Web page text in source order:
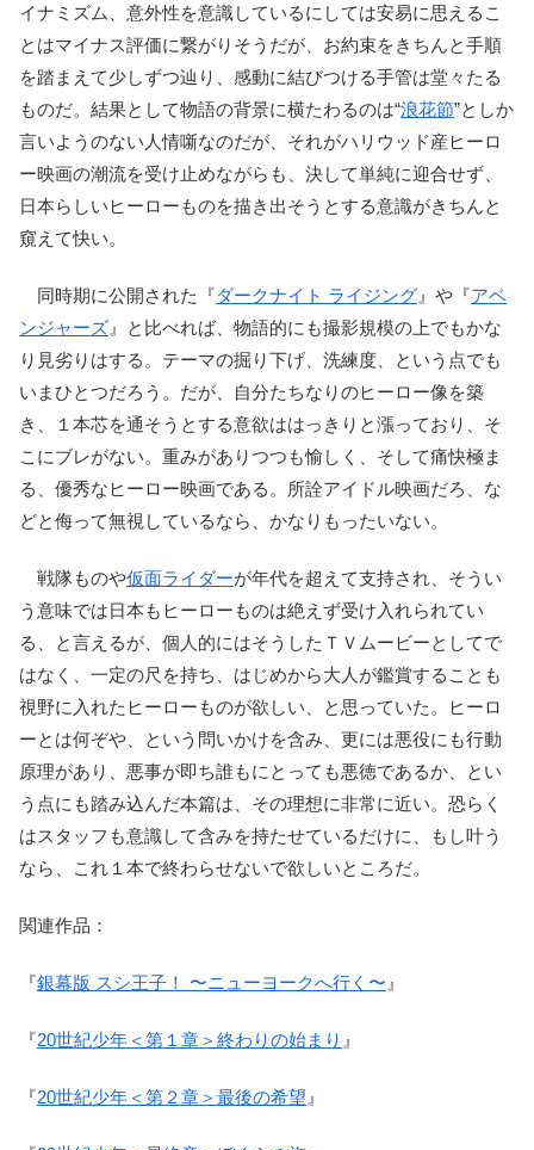
イナミズム、意外性を意識しているにしては安易に思えるこ
とはマイナス評価に繋がりそうだが、お約束をきちんと手順
を踏まえて少しずつ辿り、感動に結びつける手管は堂々たる
ものだ。結果として物語の背景に横たわるのは“浪花節”としか
言いようのない人情噺なのだが、それがハリウッド産ヒーロ
ー映画の潮流を受け止めながらも、決して単純に迎合せず、
日本らしいヒーローものを描き出そうとする意識がきちんと
窺えて快い。
同時期に公開された『ダークナイト ライジング 』や『アベ
ンジャーズ 』と比べれば、物語的にも撮影規模の上でもかな
り見劣りはする。テーマの掘り下げ、洗練度、という点でも
いまひとつだろう。だが、自分たちなりのヒーロー像を築
き、１本芯を通そうとする意欲ははっきりと漲っており、そ
こにブレがない。重みがありつつも愉しく、そして痛快極ま
る、優秀なヒーロー映画である。所詮アイドル映画だろ、な
どと侮って無視しているなら、かなりもったいない。
戦隊ものや仮面ライダーが年代を超えて支持され、そうい
う意味では日本もヒーローものは絶えず受け入れられてい
る、と言えるが、個人的にはそうしたＴＶムービーとしてで
はなく、一定の尺を持ち、はじめから大人が鑑賞することも
視野に入れたヒーローものが欲しい、と思っていた。ヒーロ
ーとは何ぞや、という問いかけを含み、更には悪役にも行動
原理があり、悪事が即ち誰もにとっても悪徳であるか、とい
う点にも踏み込んだ本篇は、その理想に非常に近い。恐らく
はスタッフも意識して含みを持たせているだけに、もし叶う
なら、これ１本で終わらせないで欲しいところだ。
関連作品：
『銀幕版 スシ王子！ 〜ニューヨークへ行く〜 』
『20世紀少年＜第１章＞終わりの始まり 』
『20世紀少年＜第２章＞最後の希望 』